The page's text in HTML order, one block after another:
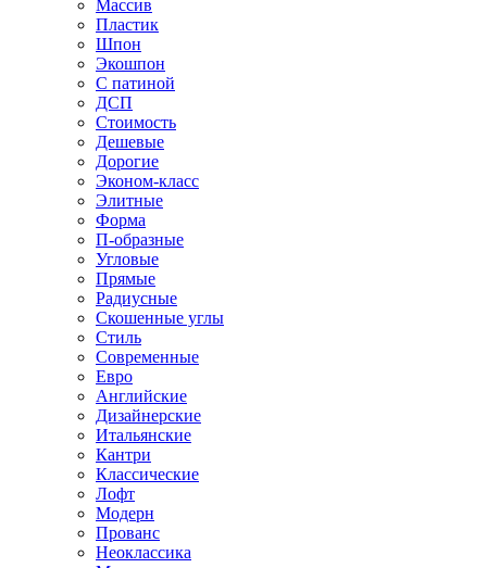
Массив
Пластик
Шпон
Экошпон
С патиной
ДСП
Стоимость
Дешевые
Дорогие
Эконом-класс
Элитные
Форма
П-образные
Угловые
Прямые
Радиусные
Скошенные углы
Стиль
Современные
Евро
Английские
Дизайнерские
Итальянские
Кантри
Классические
Лофт
Модерн
Прованс
Неоклассика